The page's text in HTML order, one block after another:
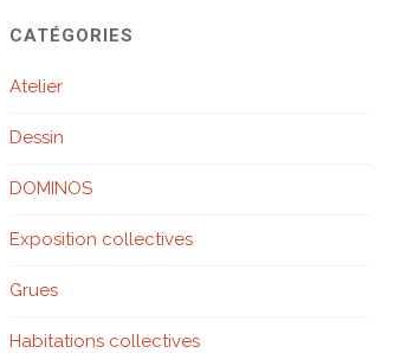
CATÉGORIES
Atelier
Dessin
DOMINOS
Exposition collectives
Grues
Habitations collectives